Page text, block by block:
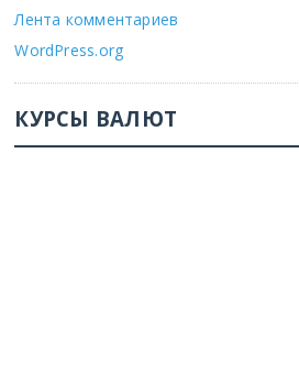
Лента комментариев
WordPress.org
КУРСЫ ВАЛЮТ